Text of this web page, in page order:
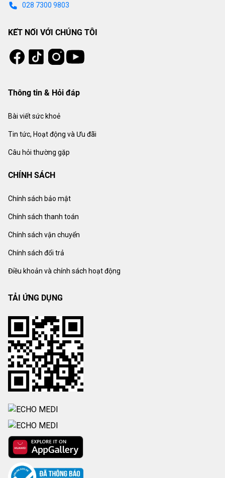
028 7300 9803
KẾT NỐI VỚI CHÚNG TÔI
Facebook
Tiktok Instagram
Youtube
Thông tin & Hỏi đáp
Bài viết sức khoẻ
Tin tức, Hoạt động và Ưu đãi
Câu hỏi thường gặp
CHÍNH SÁCH
Chính sách bảo mật
Chính sách thanh toán
Chính sách vận chuyển
Chính sách đổi trả
Điều khoản và chính sách hoạt động
TẢI ỨNG DỤNG